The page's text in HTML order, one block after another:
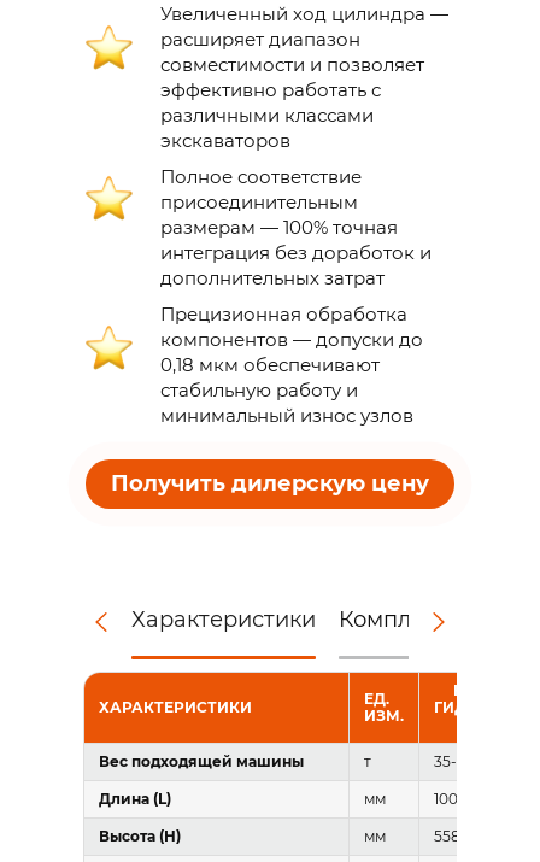
Увеличенный ход цилиндра —
расширяет диапазон
совместимости и позволяет
эффективно работать с
различными классами
экскаваторов
Полное соответствие
присоединительным
размерам — 100% точная
интеграция без доработок и
дополнительных затрат
Прецизионная обработка
компонентов — допуски до
0,18 мкм обеспечивают
стабильную работу и
минимальный износ узлов
Получить дилерскую цену
Характеристики Комплектация
ХАРАКТЕРИСТИКИ
ЕД.
ИЗМ.
КВИК-
Вес подходящей машины т 35-40
Длина (L) мм 1006-1173
Высота (H) мм 558-610